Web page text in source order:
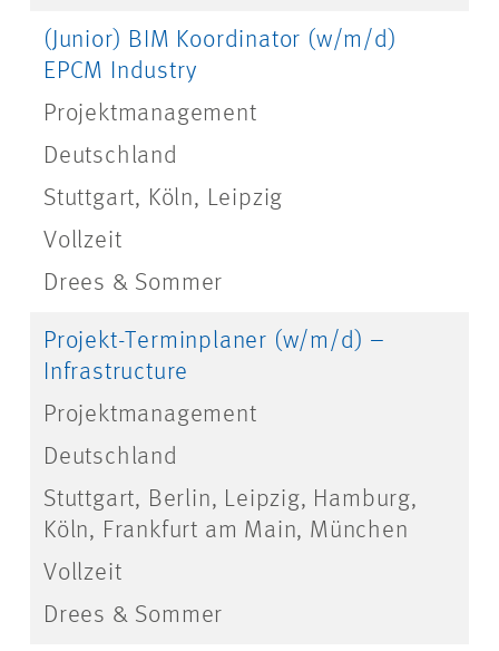
(Junior) BIM Koordinator (w/m/d)
EPCM Industry
Projektmanagement
Deutschland
Stuttgart, Köln, Leipzig
Vollzeit
Drees & Sommer
Projekt-Terminplaner (w/m/d) –
Infrastructure
Projektmanagement
Deutschland
Stuttgart, Berlin, Leipzig, Hamburg,
Köln, Frankfurt am Main, München
Vollzeit
Drees & Sommer